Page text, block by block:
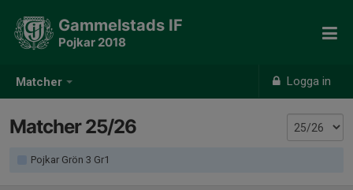
Matcher Logga in
Gammelstads IF
Pojkar 2018
Matcher 25/26
Pojkar Grön 3 Gr1